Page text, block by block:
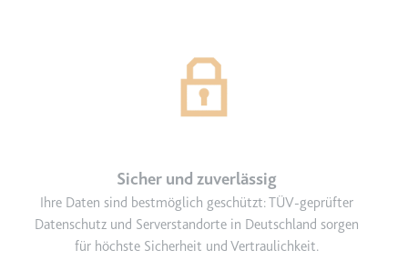
Sicher und zuverlässig
Ihre Daten sind bestmöglich geschützt: TÜV-geprüfter
Datenschutz und Serverstandorte in Deutschland sorgen
für höchste Sicherheit und Vertraulichkeit.